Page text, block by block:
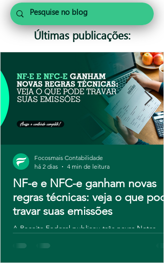
Últimas publicações:
NF-e e NFC-e ganham novas
regras técnicas: veja o que
travar suas emissões
A Receita Federal publicou três novas Notas
validação atualizadas e novos campos para
contribuintes do IBS e da CBS. Embora o ajuste
Focosmais Contabilidade
há 2 dias
4 min de leitura